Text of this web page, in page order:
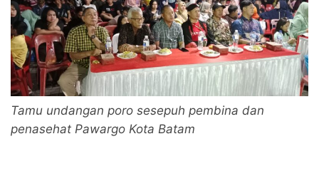
Tamu undangan poro sesepuh pembina dan
penasehat Pawargo Kota Batam